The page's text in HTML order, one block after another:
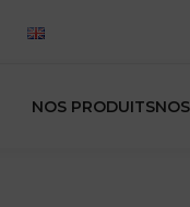
NOS PRODUITS